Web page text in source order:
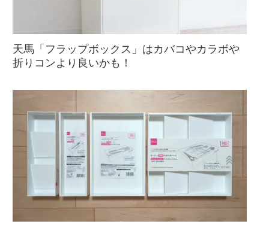
天馬「フラップボックス」はカバコやカラボや
折りコンより良いかも！